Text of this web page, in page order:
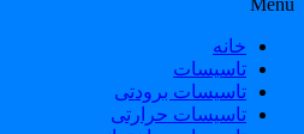
خانه
تاسیسات
تاسیسات برودتی
تاسیسات حرارتی